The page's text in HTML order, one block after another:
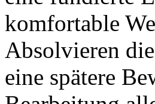
komfortable
Absolvieren
eine spätere